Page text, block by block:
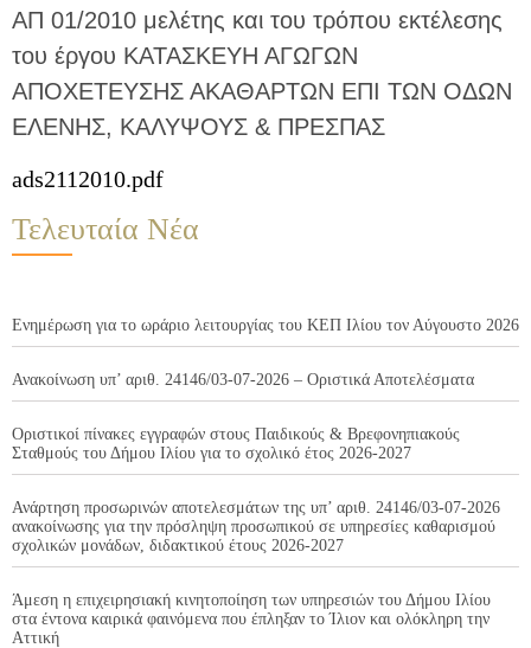
ΑΠ 01/2010 μελέτης και του τρόπου εκτέλεσης
του έργου ΚΑΤΑΣΚΕΥΗ ΑΓΩΓΩΝ
ΑΠΟΧΕΤΕΥΣΗΣ ΑΚΑΘΑΡΤΩΝ ΕΠΙ ΤΩΝ ΟΔΩΝ
ΕΛΕΝΗΣ, ΚΑΛΥΨΟΥΣ & ΠΡΕΣΠΑΣ
ads2112010.pdf
Τελευταία Νέα
Ενημέρωση για το ωράριο λειτουργίας του ΚΕΠ Ιλίου τον Αύγουστο 2026
Ανακοίνωση υπ’ αριθ. 24146/03-07-2026 – Οριστικά Αποτελέσματα
Οριστικοί πίνακες εγγραφών στους Παιδικούς & Βρεφονηπιακούς
Σταθμούς του Δήμου Ιλίου για το σχολικό έτος 2026-2027
Ανάρτηση προσωρινών αποτελεσμάτων της υπ’ αριθ. 24146/03-07-2026
ανακοίνωσης για την πρόσληψη προσωπικού σε υπηρεσίες καθαρισμού
σχολικών μονάδων, διδακτικού έτους 2026-2027
Άμεση η επιχειρησιακή κινητοποίηση των υπηρεσιών του Δήμου Ιλίου
στα έντονα καιρικά φαινόμενα που έπληξαν το Ίλιον και ολόκληρη την
Αττική